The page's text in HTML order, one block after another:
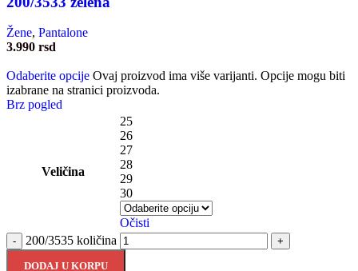
Žene, Pantalone
3.990 rsd
Odaberite opcije Ovaj proizvod ima više varijanti. Opcije mogu biti
izabrane na stranici proizvoda.
Brz pogled
Veličina
25
26
27
28
29
30
Očisti
- 200/3535 količina +
DODAJ U KORPU